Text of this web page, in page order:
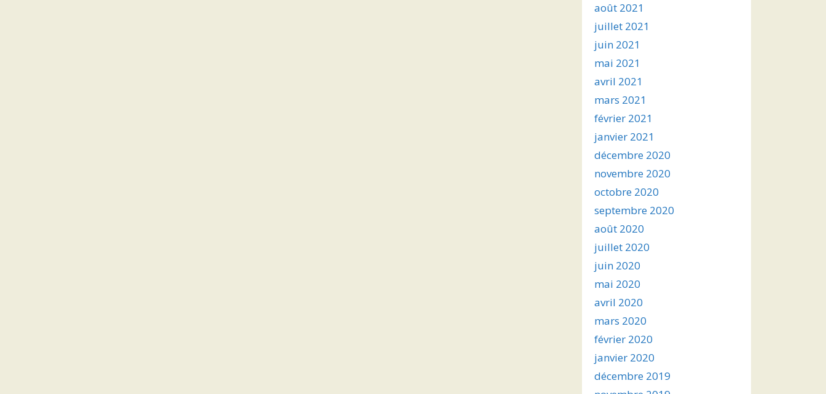
août 2021
juillet 2021
juin 2021
mai 2021
avril 2021
mars 2021
février 2021
janvier 2021
décembre 2020
novembre 2020
octobre 2020
septembre 2020
août 2020
juillet 2020
juin 2020
mai 2020
avril 2020
mars 2020
février 2020
janvier 2020
décembre 2019